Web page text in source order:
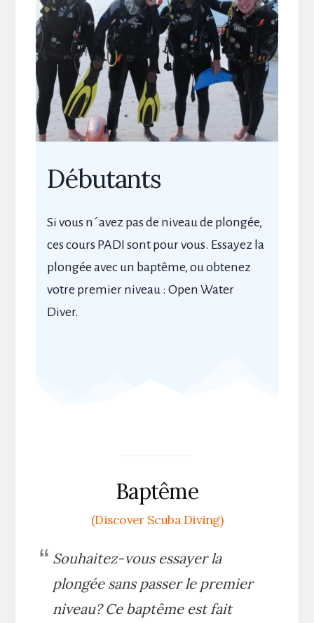
Débutants
Si vous n´avez pas de niveau de plongée,
ces cours PADI sont pour vous. Essayez la
plongée avec un baptême, ou obtenez
votre premier niveau : Open Water
Diver.
Baptême
(Discover Scuba Diving)
Souhaitez-vous essayer la
plongée sans passer le premier
niveau? Ce baptême est fait